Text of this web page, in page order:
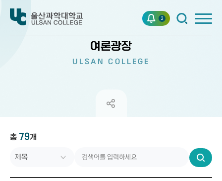
2
여론광장
ULSAN COLLEGE
총 79개
검
색
제목
작성일자